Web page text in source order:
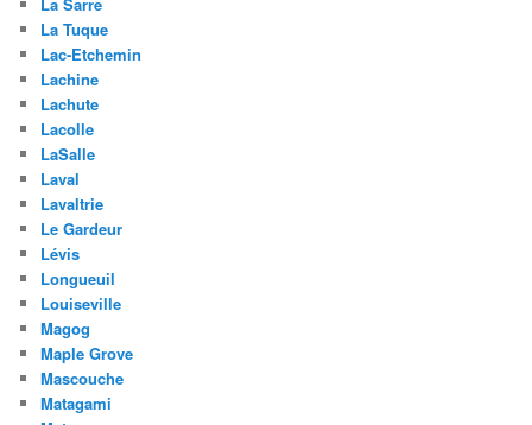
La Tuque
Lac-Etchemin
Lachine
Lachute
Lacolle
LaSalle
Laval
Lavaltrie
Le Gardeur
Lévis
Longueuil
Louiseville
Magog
Maple Grove
Mascouche
Matagami